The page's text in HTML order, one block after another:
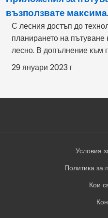
възползвате
С лесния достъп до
планирането на пътуване
лесно. В допълнение към
29 януари 2023 г
Условия
Политика за
Кои